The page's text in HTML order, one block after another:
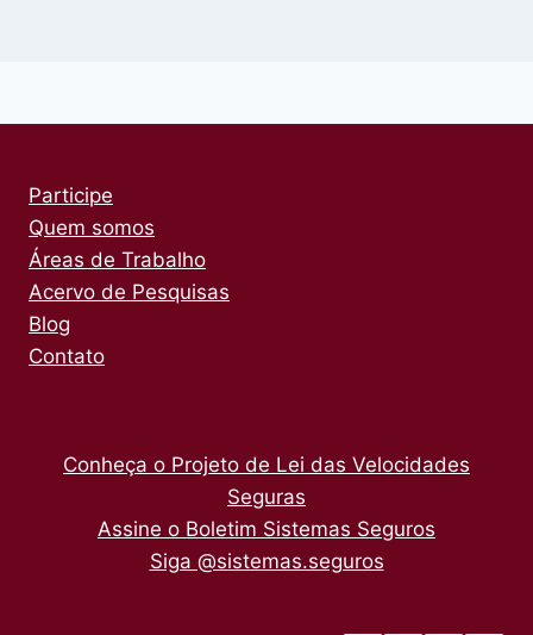
Participe
Quem somos
Áreas de Trabalho
Acervo de Pesquisas
Blog
Contato
Conheça o Projeto de Lei das Velocidades
Seguras
Assine o Boletim Sistemas Seguros
Siga @sistemas.seguros